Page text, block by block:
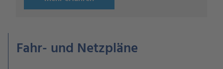
Fahr- und Netzpläne